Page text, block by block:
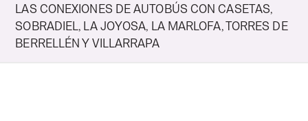
LAS CONEXIONES DE AUTOBÚS CON CASETAS,
SOBRADIEL, LA JOYOSA, LA MARLOFA, TORRES DE
BERRELLÉN Y VILLARRAPA